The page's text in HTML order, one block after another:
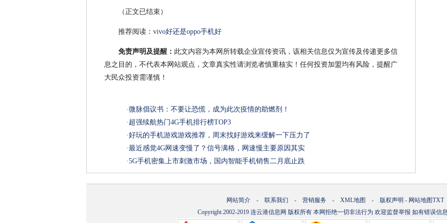
（正文已结束）
推荐阅读： vivo好还是oppo手机好
免责声明及提醒： 此文内容为本网所转载企业宣传资讯，该相关信息仅为宣传及传递更多信
息之目的，不代表本网站观点，文章真实性请浏览者慎重核实！任何投资加盟均有风险，提醒广
大民众投资需谨慎！
·微脉倡议书：不要让恐慌，成为此次疫情的助燃剂！
· 超强续航热门4G手机排行榜TOP3
·好玩的手机游戏游戏推荐，周末找好游戏来缓解一下压力了
·最近感觉4G网速变慢了？信号满格，网速慢主要原因其实
·5G手机密集上市刺激市场，国内智能手机销售二月底止跌
网站简介 - 联系我们 - 营销服务 - XML地图 - 版权声明 - 网站地图TXT
Copyright.2002-2019 连云港信息网 版权所有 本网拒绝一切非法行为 欢迎监督举报 如有错误信